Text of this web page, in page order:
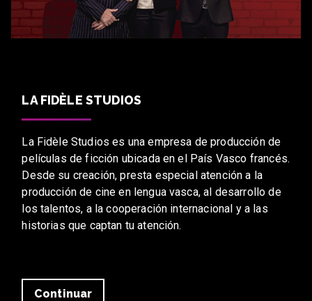
LA FIDÈLE STUDIOS
La Fidèle Studios es una empresa de producción de
películas de ficción ubicada en el País Vasco francés.
Desde su creación, presta especial atención a la
producción de cine en lengua vasca, al desarrollo de
los talentos, a la cooperación internacional y a las
historias que captan tu atención.
Continuar